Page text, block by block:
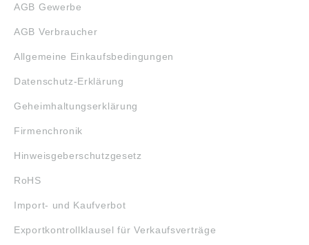
AGB Gewerbe
AGB Verbraucher
Allgemeine Einkaufsbedingungen
Datenschutz-Erklärung
Geheimhaltungserklärung
Firmenchronik
Hinweisgeberschutzgesetz
RoHS
Import- und Kaufverbot
Exportkontrollklausel für Verkaufsverträge